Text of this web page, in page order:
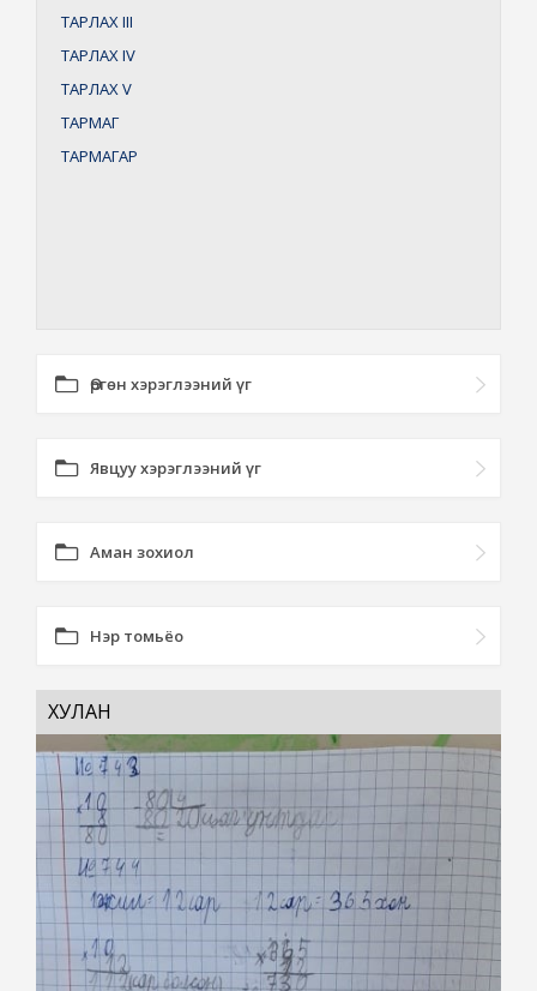
ТАРЛАХIII
ТАРЛАХIV
ТАРЛАХV
ТАРМАГ
ТАРМАГАР
Өргөн хэрэглээний үг
Явцуу хэрэглээний үг
Аман зохиол
Нэр томьёо
ХУЛАН